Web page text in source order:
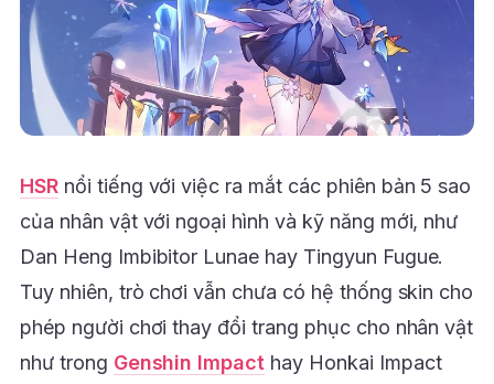
HSRnổi tiếng với việc ra mắt các phiên bản 5 sao
của nhân vật với ngoại hình và kỹ năng mới, như
Dan Heng Imbibitor Lunae hay Tingyun Fugue.
Tuy nhiên, trò chơi vẫn chưa có hệ thống skin cho
phép người chơi thay đổi trang phục cho nhân vật
như trong Genshin Impact hay Honkai Impact